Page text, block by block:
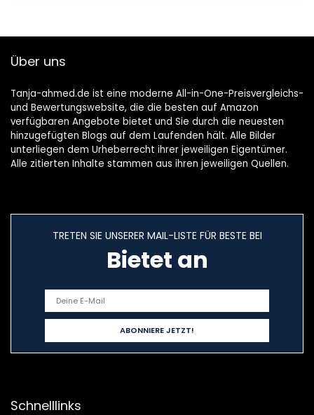
Über uns
Tanja-ahmed.de ist eine moderne All-in-One-Preisvergleichs-
und Bewertungswebsite, die die besten auf Amazon
verfügbaren Angebote bietet und Sie durch die neuesten
hinzugefügten Blogs auf dem Laufenden hält. Alle Bilder
unterliegen dem Urheberrecht ihrer jeweiligen Eigentümer.
Alle zitierten Inhalte stammen aus ihren jeweiligen Quellen.
TRETEN SIE UNSERER MAIL-LISTE FÜR BESTE BEI
Bietet an
Schnelllinks